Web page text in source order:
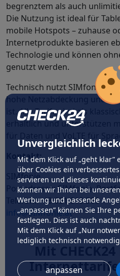
Unvergleichlich
Mit dem Klick auf „geht klar”
über Cookies ein
servieren und dieses
können wir Ihnen bei
Werbung und passende
„anpassen” können Sie Ihre
festlegen. Dies ist auch
Mit dem Klick auf „Nur
lediglich technisch
anpassen
begrenztem als auch
Die Nutzung ist ideal für
mobile Hotspots – zuhause
Internetprodukte basieren
Technologie und können
genutzt werden.
Technisch nutzt SIMfonie
hohe Netzabdeckung und
ist. Alle Tarife sind als
erhältlich und unterstützen
Kontakt:
SIMfonie
Postadresse: SIMfonie,
Telefon: +43 681 810 500
info@SIMfonie.at
Mit